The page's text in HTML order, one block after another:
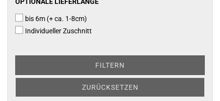
bis 6m (+ ca. 1-8cm)
Individueller Zuschnitt
FILTERN
ZURÜCKSETZEN